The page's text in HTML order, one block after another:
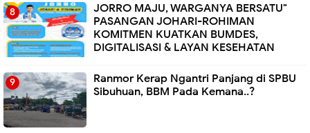
JORRO MAJU, WARGANYA BERSATU"
PASANGAN JOHARI-ROHIMAN
KOMITMEN KUATKAN BUMDES,
DIGITALISASI & LAYAN KESEHATAN
Ranmor Kerap Ngantri Panjang di SPBU
Sibuhuan, BBM Pada Kemana..?